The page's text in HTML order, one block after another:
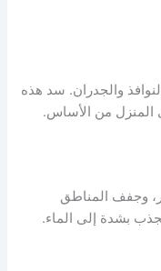
والجدران. سد هذه
المنزل من الأساس.
وجفف المناطق
بشدة إلى الماء.